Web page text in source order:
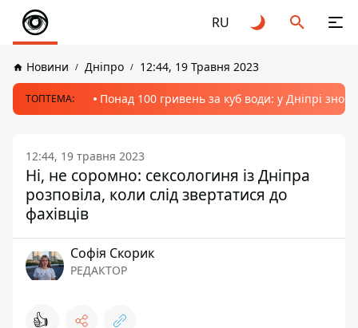
RU
Новини Дніпро 12:44, 19 Травня 2023
ТОПТЕМА: Понад 100 гривень за куб води: у Дніпрі
12:44, 19 травня 2023
Ні, не соромно: сексологиня із Дніпра
розповіла, коли слід звертатися до
фахівців
Софія Скорик
РЕДАКТОР
👍